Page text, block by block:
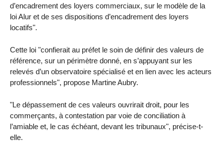
d’encadrement des loyers commerciaux, sur le modèle de la
loi Alur et de ses dispositions d’encadrement des loyers
locatifs".
Cette loi "confierait au préfet le soin de définir des valeurs de
référence, sur un périmètre donné, en s’appuyant sur les
relevés d’un observatoire spécialisé et en lien avec les acteurs
professionnels", propose Martine Aubry.
"Le dépassement de ces valeurs ouvrirait droit, pour les
commerçants, à contestation par voie de conciliation à
l’amiable et, le cas échéant, devant les tribunaux", précise-t-
elle.